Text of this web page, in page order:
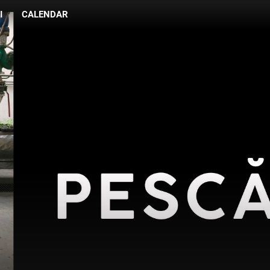
CALENDAR